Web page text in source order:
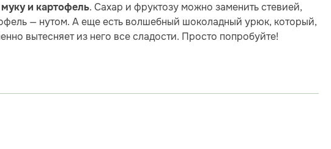
и картофель. Сахар и фруктозу можно заменить стевией,
— нутом. А еще есть волшебный шоколадный урюк, который,
вытесняет из него все сладости. Просто попробуйте!